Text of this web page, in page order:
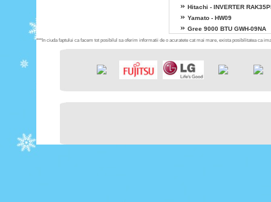
» Hitachi - INVERTER
» Yamato - HW09
» Gree 9000 BTU GWH-09NA
***In ciuda faptului ca facem tot posibilul sa oferim informatii de o acuratete cat mai mare, exista posibilitatea ca